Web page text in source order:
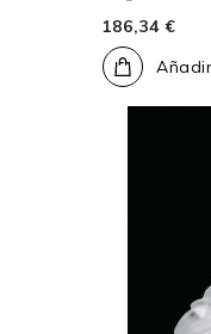
186,34 €